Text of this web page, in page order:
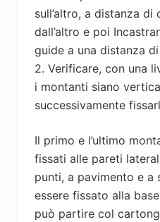
sull’altro, a distanza di
dall’altro e poi
guide a una distanza
2. Verificare, con una
i montanti siano
successivamente
Il primo e l’ultimo
fissati alle pareti
punti, a pavimento e
essere fissato alla
può partire col